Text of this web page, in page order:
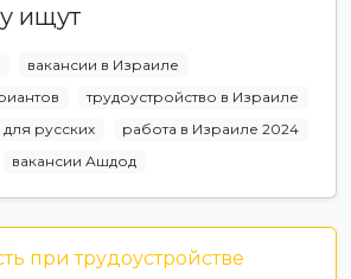
ищут
вакансии в Израиле
трудоустройство в Израиле
русских
работа в Израиле 2024
вакансии Ашдод
при трудоустройстве